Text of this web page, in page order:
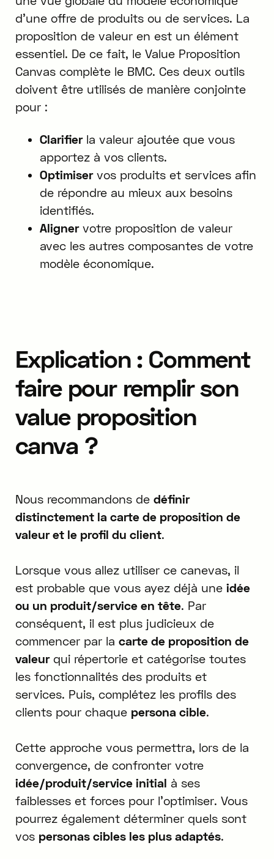
d'une offre de produits ou de services. La
proposition de valeur en est un élément
essentiel. De ce fait, le Value Proposition
Canvas complète le BMC. Ces deux outils
doivent être utilisés de manière conjointe
pour :
Clarifierla valeur ajoutée que vous
apportez à vos clients.
Optimiservos produits et services afin
de répondre au mieux aux besoins
identifiés.
Alignervotre proposition de valeur
avec les autres composantes de votre
modèle économique.
Explication : Comment
faire pour remplir son
value proposition
canva ?
Nous recommandons de définir
distinctement la carte de proposition de
valeur et le profil du client.
Lorsque vous allez utiliser ce canevas, il
est probable que vous ayez déjà une idée
ou un produit/service en tête. Par
conséquent, il est plus judicieux de
commencer par la carte de proposition de
valeurqui répertorie et catégorise toutes
les fonctionnalités des produits et
services. Puis, complétez les profils des
clients pour chaque persona cible.
Cette approche vous permettra, lors de la
convergence, de confronter votre
idée/produit/service initial à ses
faiblesses et forces pour l'optimiser. Vous
pourrez également déterminer quels sont
vos personas cibles les plus adaptés.